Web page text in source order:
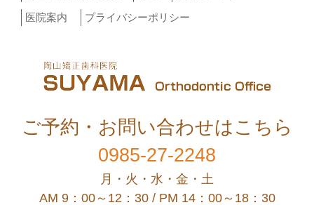
医院案内
プライバシーポリシー
ご予約・お問い合わせはこちら
0985-27-2248
月・火・水・金・土
AM 9：00～12：30 / PM 14：00～18：30